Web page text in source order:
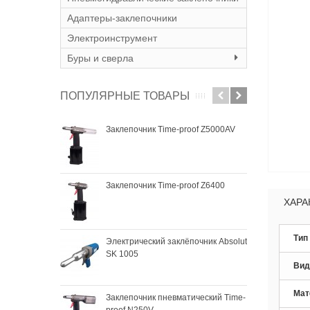
Адаптеры-заклепочники
Электроинструмент
Буры и сверла
ПОПУЛЯРНЫЕ ТОВАРЫ
Заклепочник Time-proof Z5000AV
Заклепочник Time-proof Z6400
Электрический заклёпочник Absolut
SK 1005
Заклепочник пневматический Time-
Тип
Вид